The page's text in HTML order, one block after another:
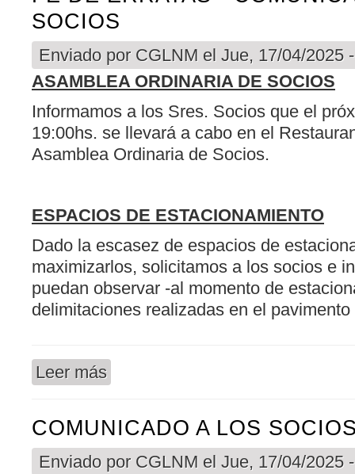
SOCIOS
Enviado por CGLNM el Jue, 17/04/2025
ASAMBLEA ORDINARIA DE SOCIOS
Informamos a los Sres. Socios que el
19:00hs. se llevará a cabo en el
Asamblea Ordinaria de Socios.
ESPACIOS DE ESTACIONAMIENTO
Dado la escasez de espacios de
maximizarlos, solicitamos a los socios e
puedan observar -al momento de
delimitaciones realizadas en el
Leer más
COMUNICADO A LOS
Enviado por CGLNM el Jue, 17/04/2025